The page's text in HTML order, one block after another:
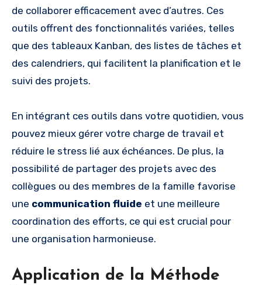
de collaborer efficacement avec d’autres. Ces
outils offrent des fonctionnalités variées, telles
que des tableaux Kanban, des listes de tâches et
des calendriers, qui facilitent la planification et le
suivi des projets.
En intégrant ces outils dans votre quotidien, vous
pouvez mieux gérer votre charge de travail et
réduire le stress lié aux échéances. De plus, la
possibilité de partager des projets avec des
collègues ou des membres de la famille favorise
une communication fluide et une meilleure
coordination des efforts, ce qui est crucial pour
une organisation harmonieuse.
Application de la Méthode